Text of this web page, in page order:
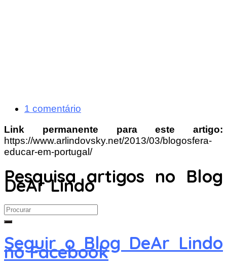
1 comentário
Link permanente para este artigo:
https://www.arlindovsky.net/2013/03/blogosfera-
educar-em-portugal/
Pesquisa artigos no Blog
DeAr Lindo
Search
for:
Seguir o Blog DeAr Lindo
no Facebook